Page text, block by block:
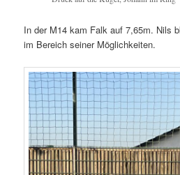
In der M14 kam Falk auf 7,65m. Nils
im Bereich seiner Möglichkeiten.